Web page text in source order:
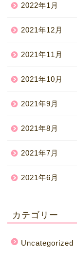
2022年1月
2021年12月
2021年11月
2021年10月
2021年9月
2021年8月
2021年7月
2021年6月
カテゴリー
Uncategorized